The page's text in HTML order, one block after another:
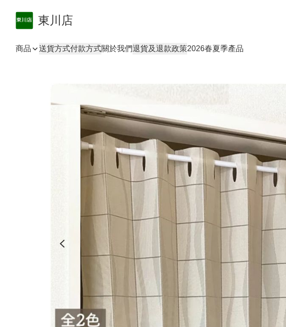
東川店
商品 送貨方式付款方式關於我們退貨及退款政策2026春夏季產品